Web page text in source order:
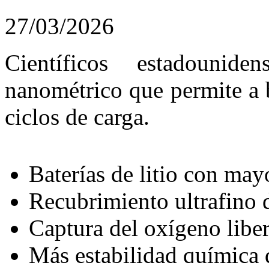
27/03/2026
Científicos
nanométrico que permite
ciclos de carga.
Baterías de litio con
Recubrimiento ultrafino
Captura del oxígeno
Más estabilidad química